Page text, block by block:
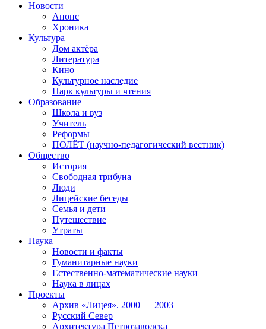
Новости
Анонс
Хроника
Культура
Дом актёра
Литература
Кино
Культурное наследие
Парк культуры и чтения
Образование
Школа и вуз
Учитель
Реформы
ПОЛЁТ (научно-педагогический вестник)
Общество
История
Свободная трибуна
Люди
Лицейские беседы
Семья и дети
Путешествие
Утраты
Наука
Новости и факты
Гуманитарные науки
Естественно-математические науки
Наука в лицах
Проекты
Архив «Лицея». 2000 — 2003
Русский Север
Архитектура Петрозаводска